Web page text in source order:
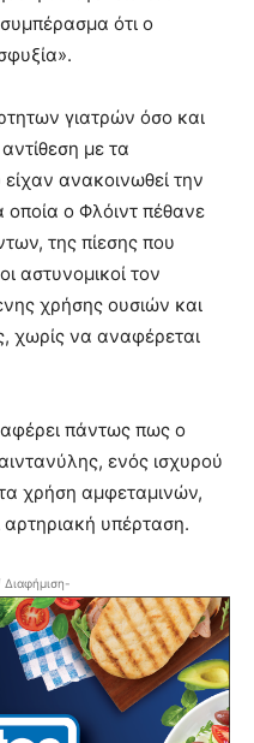
ότι ο
γιατρών όσο και
με τα
ανακοινωθεί την
ο Φλόιντ πέθανε
της πίεσης που
αστυνομικοί τον
χρήσης ουσιών και
χωρίς να αναφέρεται
πάντως πως ο
ενός ισχυρού
χρήση αμφεταμινών,
αρτηριακή υπέρταση.